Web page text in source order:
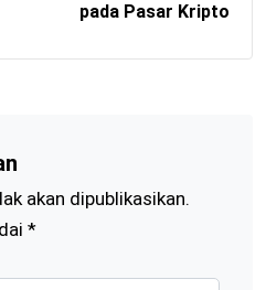
pada Pasar Kripto
akan dipublikasikan.
*